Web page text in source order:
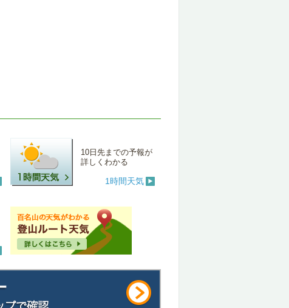
10日先までの予報が
詳しくわかる
1時間天気